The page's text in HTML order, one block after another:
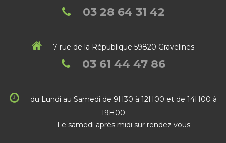
03 28 64 31 42
7 rue de la République 59820 Gravelines
03 61 44 47 86
du Lundi au Samedi de 9H30 à 12H00 et de 14H00 à
19H00
Le samedi après midi sur rendez vous